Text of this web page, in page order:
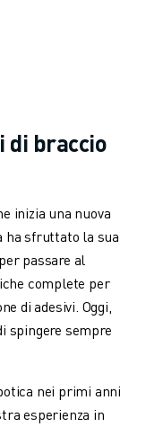
di braccio
inizia una nuova
ha sfruttato la sua
passare al
complete per
di adesivi. Oggi,
spingere sempre
nei primi anni
esperienza in